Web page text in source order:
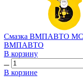
Смазка ВМПАВТО МС
ВМПАВТО
В корзину
В корзине